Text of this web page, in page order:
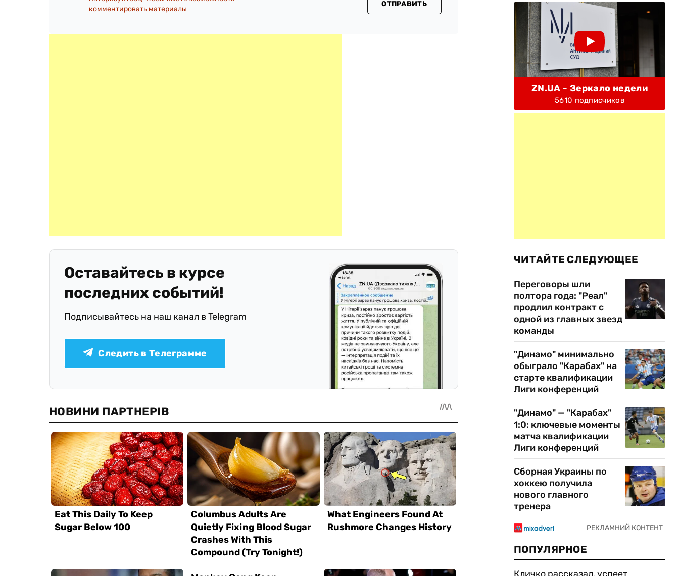
комментировать материалы
ОТПРАВИТЬ
Оставайтесь в курсе
последних событий!
Подписывайтесь на наш канал в Telegram
Следить в Телеграмме
ZN.UA - Зеркало недели
5610 подписчиков
ЧИТАЙТЕ СЛЕДУЮЩЕЕ
Переговоры шли
полтора года: "Реал"
продлил контракт с
одной из главных звезд
команды
"Динамо" минимально
обыграло "Карабах" на
старте квалификации
Лиги конференций
"Динамо" — "Карабах"
1:0: ключевые моменты
матча квалификации
Лиги конференций
Сборная Украины по
хоккею получила
нового главного
тренера
ПОПУЛЯРНОЕ